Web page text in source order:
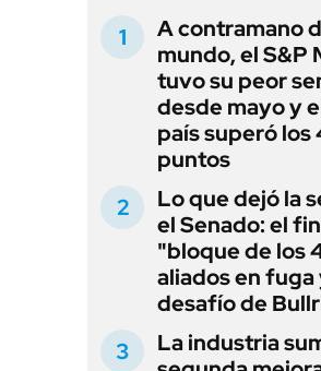
A contramano
mundo, el S&P
tuvo su peor
desde mayo y
país superó los
puntos
Lo que dejó la
el Senado: el
"bloque de los
aliados en fuga
desafío de
La industria